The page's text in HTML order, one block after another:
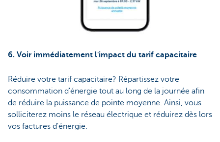
6. Voir immédiatement l'impact du tarif capacitaire
Réduire votre tarif capacitaire? Répartissez votre
consommation d'énergie tout au long de la journée afin
de réduire la puissance de pointe moyenne. Ainsi, vous
solliciterez moins le réseau électrique et réduirez dès lors
vos factures d'énergie.